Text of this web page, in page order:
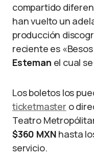
compartido
han vuelto un
producción
reciente es
Esteman el cual
Los boletos los
ticketmaster o
Teatro
$360 MXN hasta
servicio.